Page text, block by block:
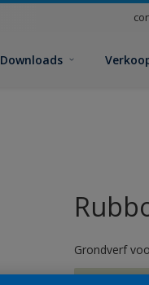
Downloads
Grondverf